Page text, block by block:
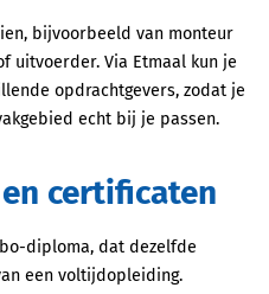
bijvoorbeeld van monteur
uitvoerder. Via Etmaal kun je
opdrachtgevers, zodat je
echt bij je passen.
certificaten
diploma, dat dezelfde
een voltijdopleiding.